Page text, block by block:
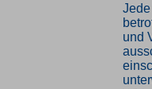
und